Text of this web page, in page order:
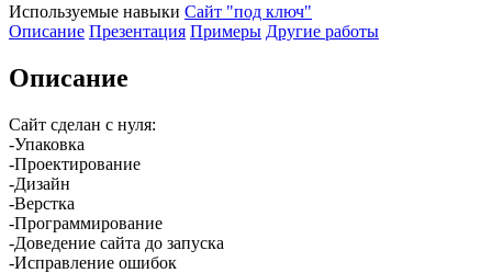
Используемые навыки Сайт "под ключ"
Описание Презентация Примеры Другие работы
Описание
Сайт сделан с нуля:
-Упаковка
-Проектирование
-Дизайн
-Верстка
-Программирование
-Доведение сайта до запуска
-Исправление ошибок